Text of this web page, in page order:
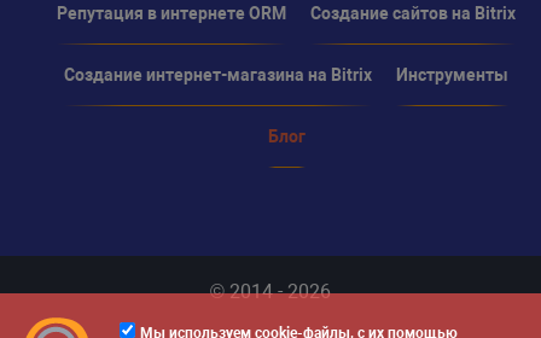
Мы используем cookie-файлы, с их помощью
Репутация в интернете ORM Создание сайтов на Bitrix
Создание интернет-магазина на Bitrix Инструменты
Блог
© 2014 - 2026